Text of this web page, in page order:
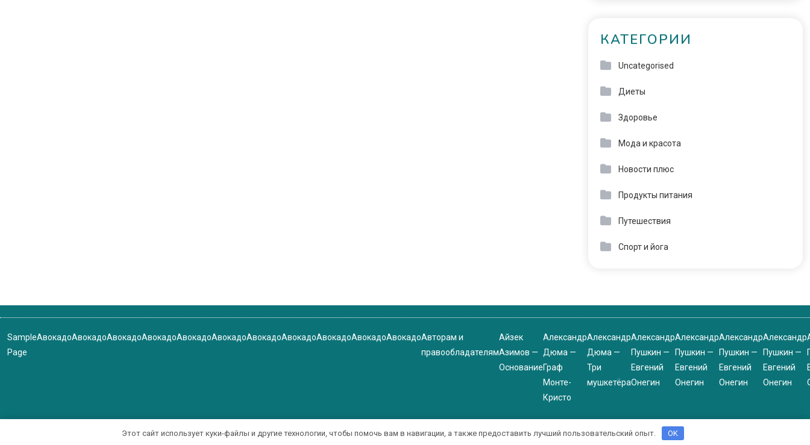
КАТЕГОРИИ
Uncategorised
Диеты
Здоровье
Мода и красота
Новости плюс
Продукты питания
Путешествия
Спорт и йога
Sample
Page
АвокадоАвокадоАвокадоАвокадоАвокадоАвокадоАвокадоАвокадоАвокадоАвокадоАвокадоАвторам и
правообладателям
Айзек
Азимов —
Основание
Александр
Дюма —
Граф
Монте-
Кристо
Александр
Дюма —
Три
мушкетёра
Александр
Пушкин —
Евгений
Онегин
Александр
Пушкин —
Евгений
Онегин
Александр
Пушкин —
Евгений
Онегин
Александр
Пушкин —
Евгений
Онегин
Этот сайт использует куки-файлы и другие технологии, чтобы помочь вам в навигации, а также предоставить лучший пользовательский опыт. OK